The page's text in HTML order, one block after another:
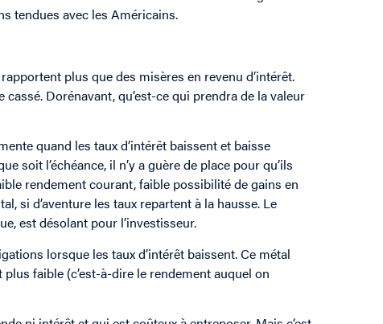
tendues avec les Américains.
plus que des misères en revenu d’intérêt.
Dorénavant, qu’est-ce qui prendra de la valeur
quand les taux d’intérêt baissent et baisse
soit l’échéance, il n’y a guère de place pour qu’ils
rendement courant, faible possibilité de gains en
si d’aventure les taux repartent à la hausse. Le
est désolant pour l’investisseur.
lorsque les taux d’intérêt baissent. Ce métal
faible (c’est-à-dire le rendement auquel on